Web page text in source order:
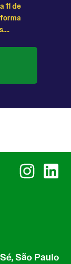
11 de
Instagram
São Paulo